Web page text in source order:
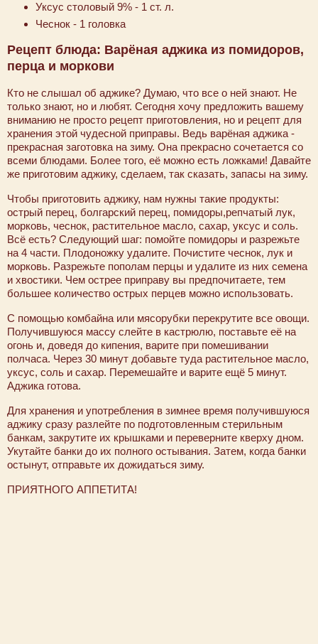
Уксус столовый 9% - 1 ст. л.
Чеснок - 1 головка
Рецепт блюда: Варёная аджика из помидоров,
перца и моркови
Кто не слышал об аджике? Думаю, что все о ней знают. Не
только знают, но и любят. Сегодня хочу предложить вашему
вниманию не просто рецепт приготовления, но и рецепт для
хранения этой чудесной приправы. Ведь варёная аджика -
прекрасная заготовка на зиму. Она прекрасно сочетается со
всеми блюдами. Более того, её можно есть ложками! Давайте
же приготовим аджику, сделаем, так сказать, запасы на зиму.
Чтобы приготовить аджику, нам нужны такие продукты:
острый перец, болгарский перец, помидоры,репчатый лук,
морковь, чеснок, растительное масло, сахар, уксус и соль.
Всё есть? Следующий шаг: помойте помидоры и разрежьте
на 4 части. Плодоножку удалите. Почистите чеснок, лук и
морковь. Разрежьте пополам перцы и удалите из них семена
и хвостики. Чем острее приправу вы предпочитаете, тем
большее количество острых перцев можно использовать.
С помощью комбайна или мясорубки перекрутите все овощи.
Получившуюся массу слейте в кастрюлю, поставьте её на
огонь и, доведя до кипения, варите при помешивании
полчаса. Через 30 минут добавьте туда растительное масло,
уксус, соль и сахар. Перемешайте и варите ещё 5 минут.
Аджика готова.
Для хранения и употребления в зимнее время получившуюся
аджику сразу разлейте по подготовленным стерильным
банкам, закрутите их крышками и переверните кверху дном.
Укутайте банки до их полного остывания. Затем, когда банки
остынут, отправьте их дожидаться зиму.
ПРИЯТНОГО АППЕТИТА!